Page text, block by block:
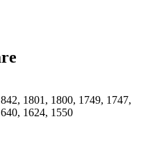
1801, 1800, 1749, 1747,
1624, 1550